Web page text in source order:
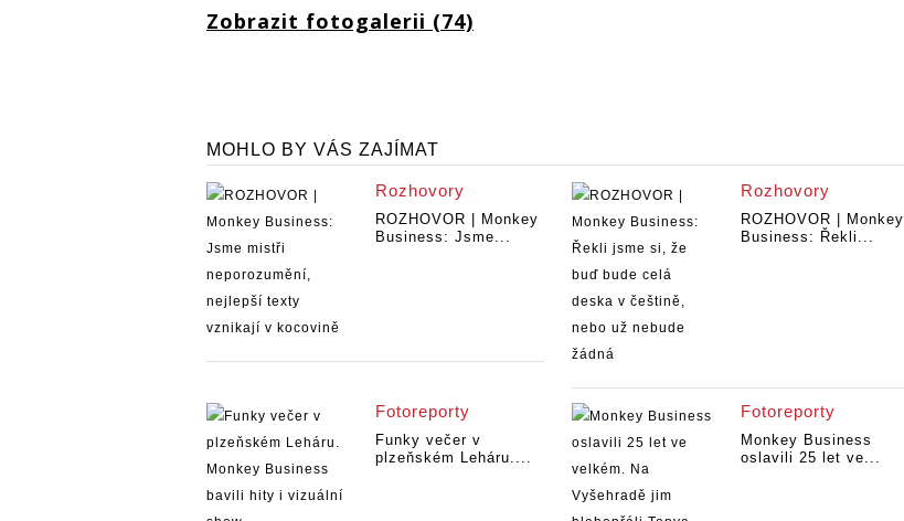
Zobrazit fotogalerii (74)
MOHLO BY VÁS ZAJÍMAT
Rozhovory
ROZHOVOR | Monkey
Business: Jsme...
Rozhovory
ROZHOVOR | Monkey
Business: Řekli...
Fotoreporty
Funky večer v
plzeňském Leháru....
Fotoreporty
Monkey Business
oslavili 25 let ve...